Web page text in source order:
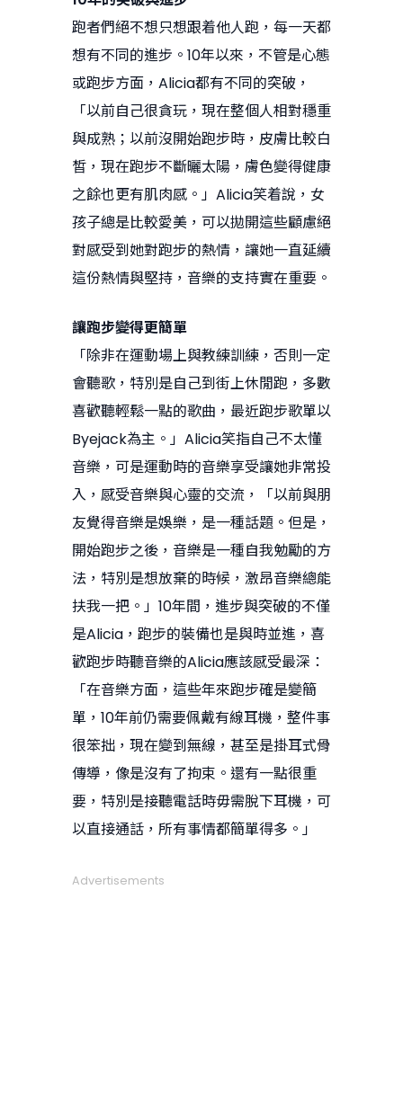
跑者們絕不想只想跟着他人跑，每一天都
想有不同的進步。10年以來，不管是心態
或跑步方面，Alicia都有不同的突破，
「以前自己很貪玩，現在整個人相對穩重
與成熟；以前沒開始跑步時，皮膚比較白
皙，現在跑步不斷曬太陽，膚色變得健康
之餘也更有肌肉感。」Alicia笑着說，女
孩子總是比較愛美，可以拋開這些顧慮絕
對感受到她對跑步的熱情，讓她一直延續
這份熱情與堅持，音樂的支持實在重要。
讓跑步變得更簡單
「除非在運動場上與教練訓練，否則一定
會聽歌，特別是自己到街上休閒跑，多數
喜歡聽輕鬆一點的歌曲，最近跑步歌單以
Byejack為主。」Alicia笑指自己不太懂
音樂，可是運動時的音樂享受讓她非常投
入，感受音樂與心靈的交流，「以前與朋
友覺得音樂是娛樂，是一種話題。但是，
開始跑步之後，音樂是一種自我勉勵的方
法，特別是想放棄的時候，激昂音樂總能
扶我一把。」10年間，進步與突破的不僅
是Alicia，跑步的裝備也是與時並進，喜
歡跑步時聽音樂的Alicia應該感受最深：
「在音樂方面，這些年來跑步確是變簡
單，10年前仍需要佩戴有線耳機，整件事
很笨拙，現在變到無線，甚至是掛耳式骨
傳導，像是沒有了拘束。還有一點很重
要，特別是接聽電話時毋需脫下耳機，可
以直接通話，所有事情都簡單得多。」
Advertisements